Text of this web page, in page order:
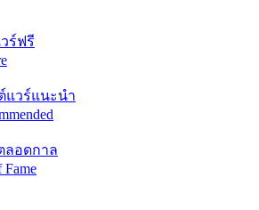
ร์ฟรี
แวร์แนะนำ
ลอดกาล
Fame